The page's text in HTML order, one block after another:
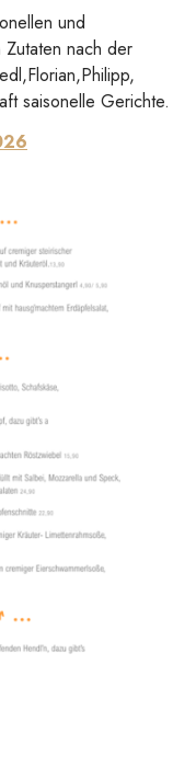
und
Zutaten nach der
saisonelle Gerichte.